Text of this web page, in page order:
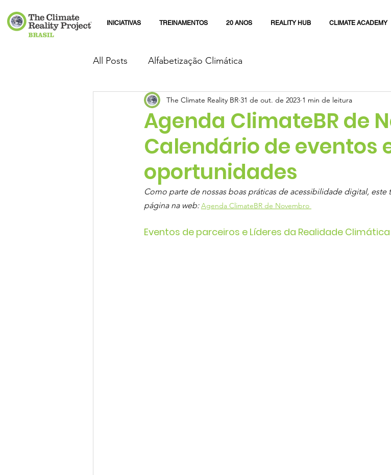
INICIATIVAS TREINAMENTOS 20 ANOS REALITY HUB CLIMATE ACADEMY
All Posts Alfabetização Climática
Agenda ClimateBR de
Calendário de eventos
oportunidades
The Climate Reality BR 31 de out. de 2023 1 min de leitura
Como parte de nossas boas práticas de acessibilidade digital,
página na web: Agenda ClimateBR de Novembro
Eventos de parceiros e Líderes da Realidade Climática